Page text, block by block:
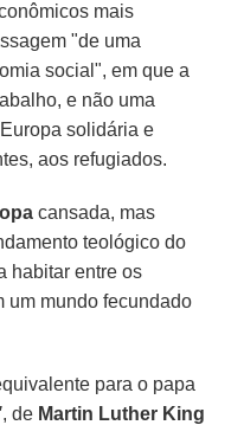
mais
"de uma
social", em que a
e não uma
solidária e
aos refugiados.
cansada, mas
teológico do
habitar entre os
um mundo fecundado
para o papa
, de Martin Luther King